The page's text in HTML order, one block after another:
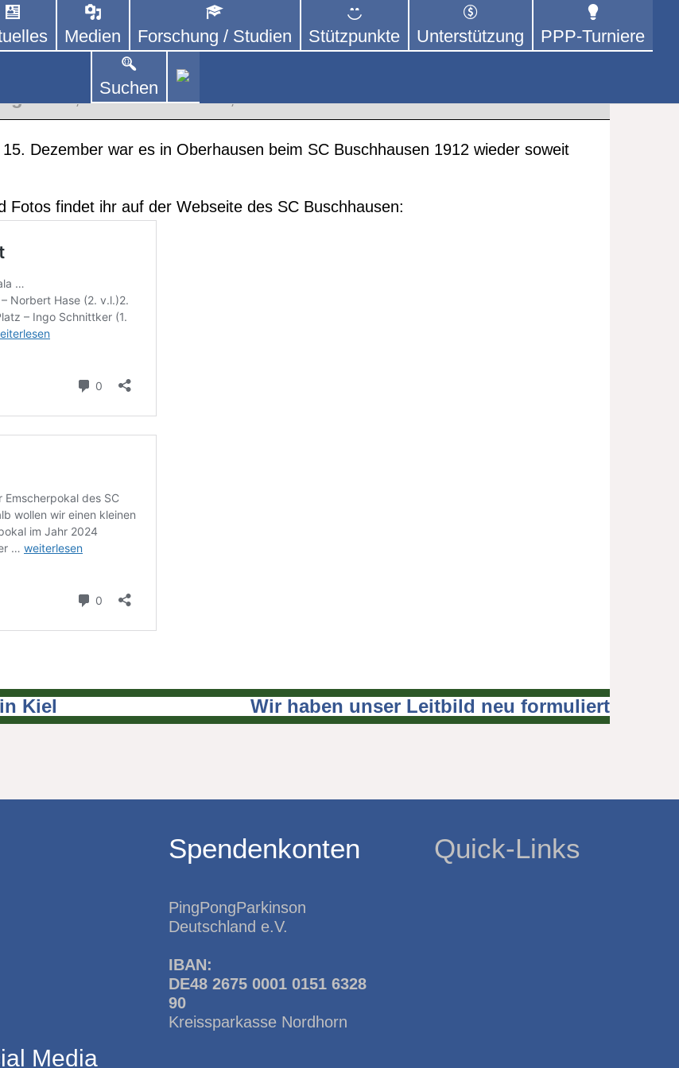
E. V.
kooperierenden Vereinen und Einzelpersonen, der sich – mit dem Mittel
Personen mit Parkinson und deren Angehörige kümmert.
Medien Forschung / Studien Stützpunkte Unterstützung PPP-Turniere
Suchen
und Fotos
Interne Turniere
Dezember war es in Oberhausen beim SC Buschhausen 1912 wieder soweit
Fotos findet ihr auf der Webseite des SC Buschhausen:
Kiel Wir haben unser Leitbild neu formuliert
Media
Spendenkonten
PingPongParkinson
Deutschland e.V.
IBAN:
DE48 2675 0001 0151 6328
90
Kreissparkasse Nordhorn
Quick-Links